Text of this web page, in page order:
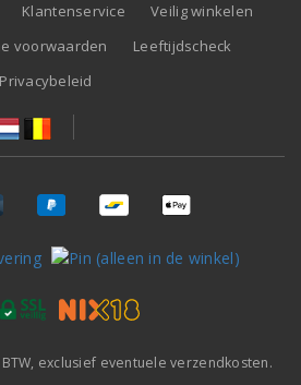
Klantenservice
Veilig winkelen
voorwaarden
Leeftijdscheck
Privacybeleid
exclusief eventuele verzendkosten.